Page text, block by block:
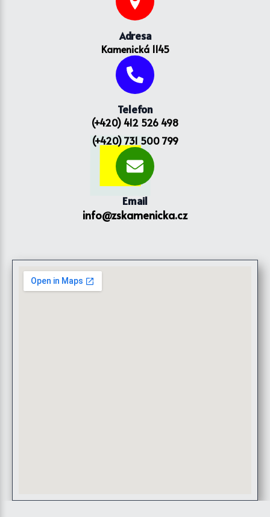
Adresa
Kamenická 1145
Telefon
(+420) 412 526 498
(+420) 731 500 799
Email
info@zskamenicka.cz